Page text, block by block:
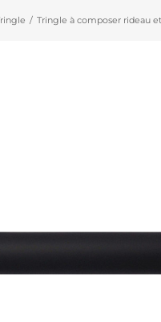
Tringle à composer rideau